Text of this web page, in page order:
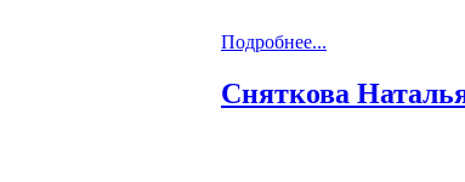
Подробнее...
Сняткова